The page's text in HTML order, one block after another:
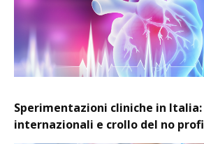
Sperimentazioni cliniche in
internazionali e crollo del no